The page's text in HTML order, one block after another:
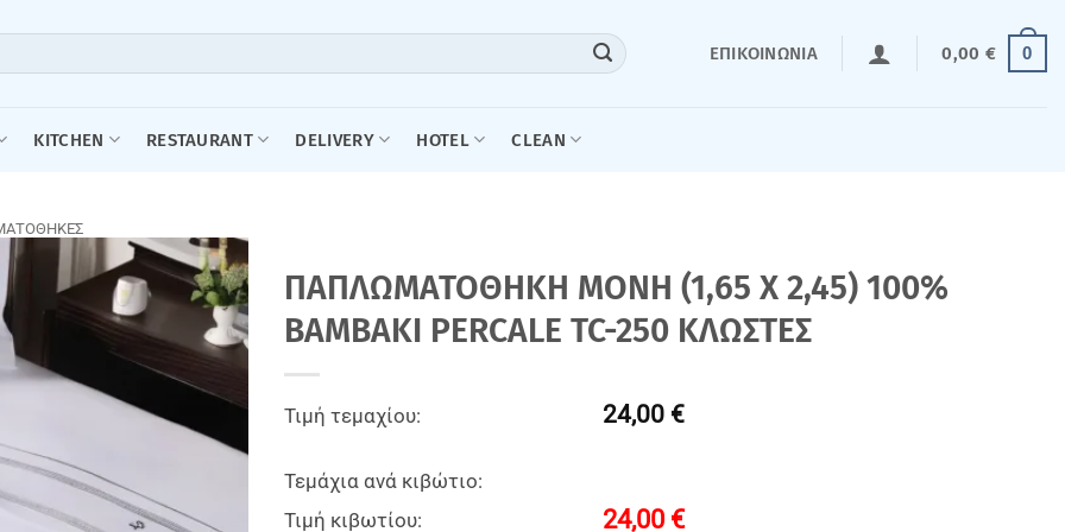
ΕΠΙΚΟΙΝΩΝΊΑ 0,00 € 0
KITCHEN RESTAURANT DELIVERY HOTEL CLEAN
ΠΑΠΛΩΜΑΤΟΘΗΚΗ ΜΟΝΗ (1,65 Χ 2,45) 100%
BAMBAKI PERCALE TC-250 ΚΛΩΣΤΕΣ
Τιμή τεμαχίου: 24,00 €
Τεμάχια ανά κιβώτιο:
Τιμή κιβωτίου:
24,00 €